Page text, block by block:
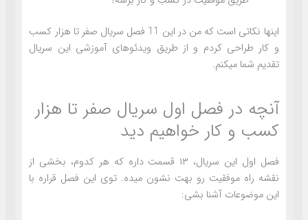
اینها نکاتی است که من در این 11 فصل سریال صفر تا هزار کسب
و کار طراحی کردم و از طریق ویدئوهای آموزشی این سریال
تقدیم شما میکنم.
آنچه در فصل اول سریال صفر تا هزار
کسب و کار خواهیم دید
فصل اول این سریال، ۱۳ قسمت داره که هر کدوم، بخشی از
نقشه راه موفقیت رو بهت نشون میده. توی این فصل قراره با
این موضوعات آشنا بشی: